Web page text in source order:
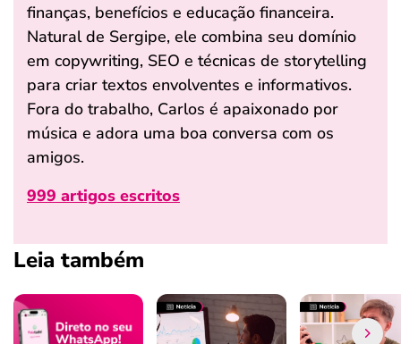
finanças, benefícios e educação financeira.
Natural de Sergipe, ele combina seu domínio
em copywriting, SEO e técnicas de storytelling
para criar textos envolventes e informativos.
Fora do trabalho, Carlos é apaixonado por
música e adora uma boa conversa com os
amigos.
999 artigos escritos
Leia também